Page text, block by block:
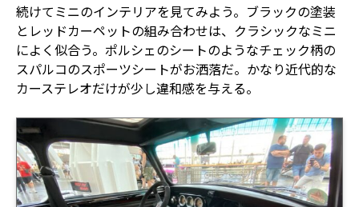
続けてミニのインテリアを見てみよう。ブラックの塗装
とレッドカーペットの組み合わせは、クラシックなミニ
によく似合う。ポルシェのシートのようなチェック柄の
スパルコのスポーツシートがお洒落だ。かなり近代的な
カーステレオだけが少し違和感を与える。